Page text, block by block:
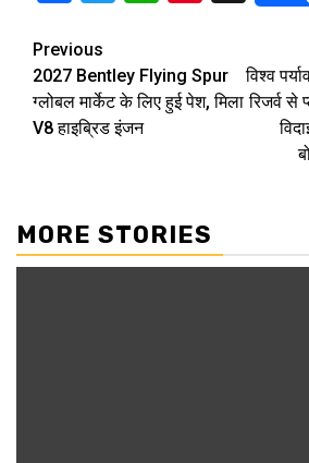
Continue
Reading
Previous
2027 Bentley Flying Spur
ग्लोबल मार्केट के लिए हुई पेश, मिला
V8 हाइब्रिड इंजन
विश्व
रिजर्व से
MORE STORIES